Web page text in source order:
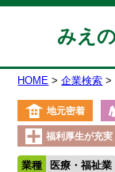
みえ
HOME 企業検索
地元密着
福利厚生が充実
業種 医療・福祉業